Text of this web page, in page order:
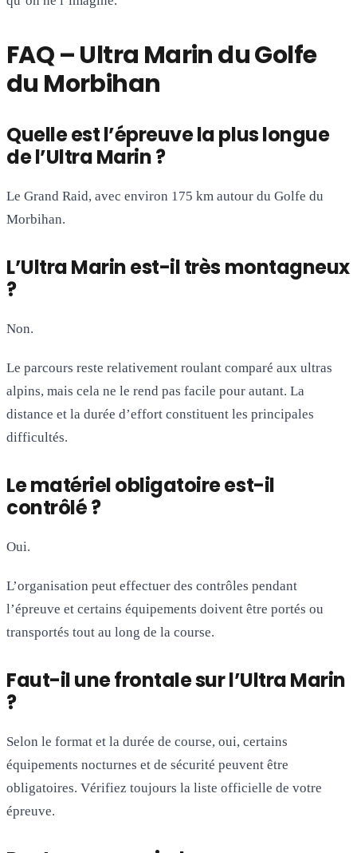
FAQ – Ultra Marin du Golfe
du Morbihan
Quelle est l’épreuve la plus longue
de l’Ultra Marin ?
Le Grand Raid, avec environ 175 km autour du Golfe du
Morbihan.
L’Ultra Marin est-il très montagneux
?
Non.
Le parcours reste relativement roulant comparé aux ultras
alpins, mais cela ne le rend pas facile pour autant. La
distance et la durée d’effort constituent les principales
difficultés.
Le matériel obligatoire est-il
contrôlé ?
Oui.
L’organisation peut effectuer des contrôles pendant
l’épreuve et certains équipements doivent être portés ou
transportés tout au long de la course.
Faut-il une frontale sur l’Ultra Marin
?
Selon le format et la durée de course, oui, certains
équipements nocturnes et de sécurité peuvent être
obligatoires. Vérifiez toujours la liste officielle de votre
épreuve.